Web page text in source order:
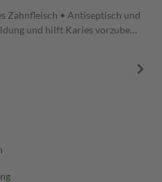
Zahnfleisch • Antiseptisch und
und hilft Karies vorzube…